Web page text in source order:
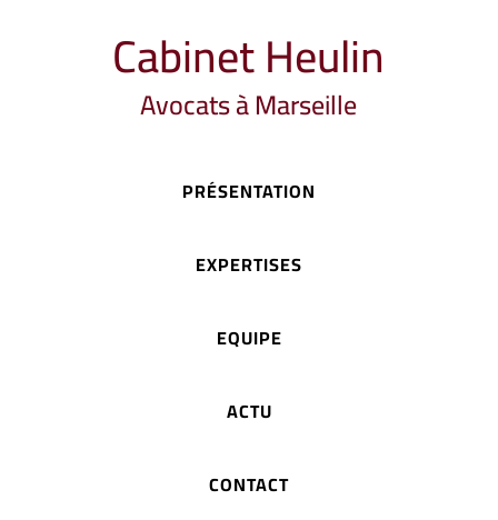
Cabinet Heulin
Avocats à Marseille
PRÉSENTATION
EXPERTISES
EQUIPE
ACTU
CONTACT